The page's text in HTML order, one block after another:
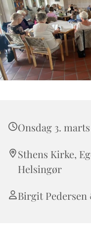
Onsdag 3. marts
Sthens Kirke,
Helsingør
Birgit